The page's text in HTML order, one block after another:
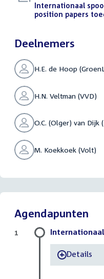
bestand:
Internationaal
position papers
Deelnemers
H.E. de Hoop
H.N. Veltman (VVD)
O.C. (Olger) van Dijk
M. Koekkoek (Volt)
Agendapunten
-Details
1